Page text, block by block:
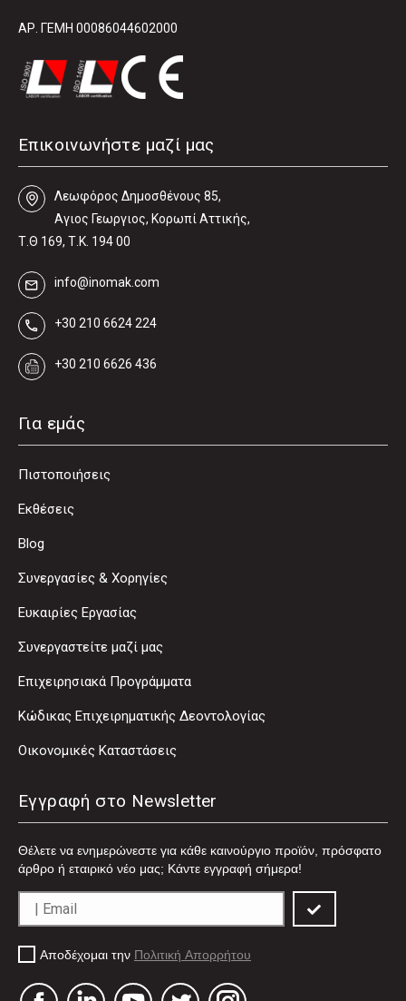
ΑΡ. ΓΕΜΗ 00086044602000
Επικοινωνήστε μαζί μας
Λεωφόρος Δηµοσθένους 85,
Αγιος Γεωργιος, Κορωπί Αττικής,
Τ.Θ 169, Τ.Κ. 194 00
info@inomak.com
+30 210 6624 224
+30 210 6626 436
Για εμάς
Πιστοποιήσεις
Εκθέσεις
Blog
Συνεργασίες & Χορηγίες
Ευκαιρίες Εργασίας
Συνεργαστείτε μαζί μας
Επιχειρησιακά Προγράμματα
Κώδικας Επιχειρηματικής Δεοντολογίας
Οικονομικές Καταστάσεις
Εγγραφή στο Newsletter
Θέλετε να ενημερώνεστε για κάθε καινούργιο προϊόν, πρόσφατο
άρθρο ή εταιρικό νέο μας; Κάντε εγγραφή σήμερα!
Αποδέχομαι την Πολιτική Απορρήτου